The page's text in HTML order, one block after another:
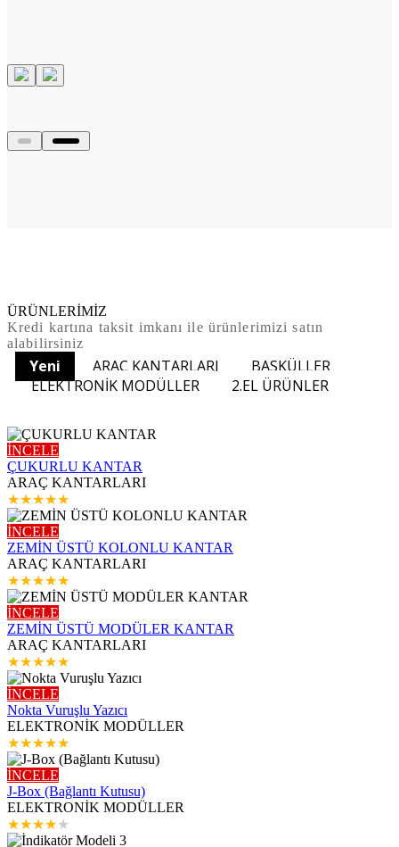
ÜRÜNLERİMİZ
Kredi kartına taksit imkanı ile ürünlerimizi satın
alabilirsiniz
Yeni ARAÇ KANTARLARI
BASKÜLLER
ELEKTRONİK MODÜLLER
2.EL ÜRÜNLER
İNCELE
ÇUKURLU KANTAR
ARAÇ KANTARLARI
★★★★★
İNCELE
ZEMİN ÜSTÜ KOLONLU KANTAR
ARAÇ KANTARLARI
★★★★★
İNCELE
ZEMİN ÜSTÜ MODÜLER KANTAR
ARAÇ KANTARLARI
★★★★★
İNCELE
Nokta Vuruşlu Yazıcı
ELEKTRONİK MODÜLLER
★★★★★
İNCELE
J-Box (Bağlantı Kutusu)
ELEKTRONİK MODÜLLER
★★★★★